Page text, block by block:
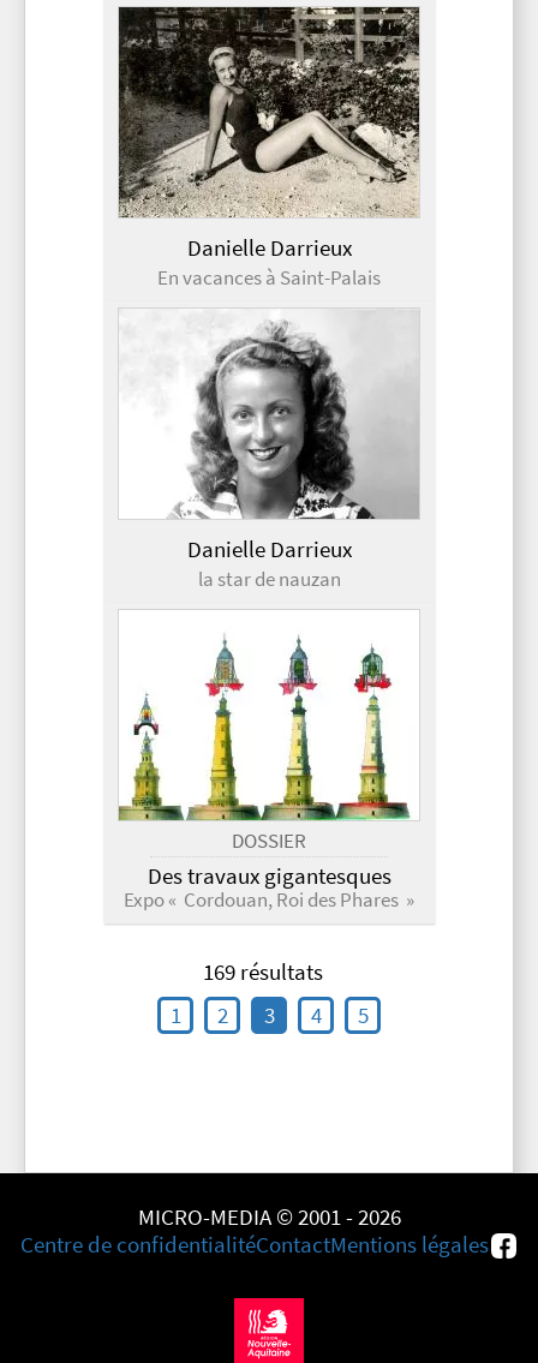
Danielle Darrieux
En vacances à Saint-Palais
Danielle Darrieux
la star de nauzan
DOSSIER
Des travaux gigantesques
Expo « Cordouan, Roi des Phares »
169 résultats
1
2 3 4 5
MICRO-MEDIA © 2001 - 2026
Centre de confidentialitéContactMentions légales